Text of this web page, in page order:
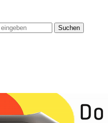
Suchen